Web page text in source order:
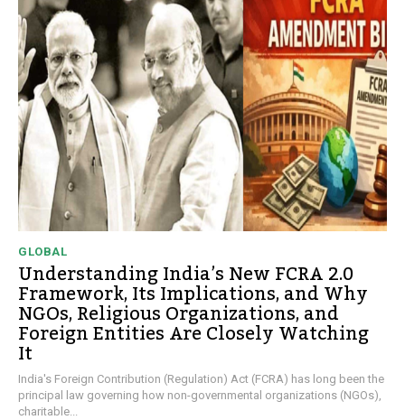
GLOBAL
Understanding India’s New FCRA 2.0
Framework, Its Implications, and Why
NGOs, Religious Organizations, and
Foreign Entities Are Closely Watching
It
India's Foreign Contribution (Regulation) Act (FCRA) has long been the
principal law governing how non-governmental organizations (NGOs),
charitable...